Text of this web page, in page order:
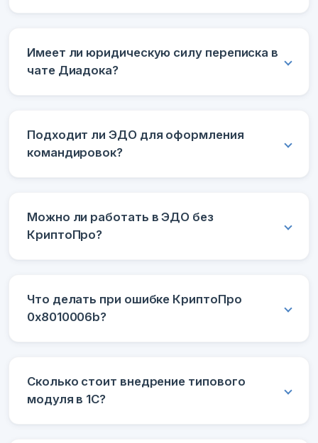
Имеет ли юридическую силу переписка в
чате Диадока?
Подходит ли ЭДО для оформления
командировок?
Можно ли работать в ЭДО без
КриптоПро?
Что делать при ошибке КриптоПро
0x8010006b?
Сколько стоит внедрение типового
модуля в 1С?